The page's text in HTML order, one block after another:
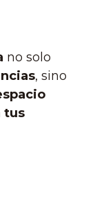
no solo
, sino
tus